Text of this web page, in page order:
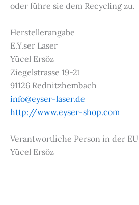
oder führe sie dem Recycling zu.
Herstellerangabe
E.Y.ser Laser
Yücel Ersöz
Ziegelstrasse 19-21
91126 Rednitzhembach
info@eyser-laser.de
http://www.eyser-shop.com
Verantwortliche Person in der EU
Yücel Ersöz